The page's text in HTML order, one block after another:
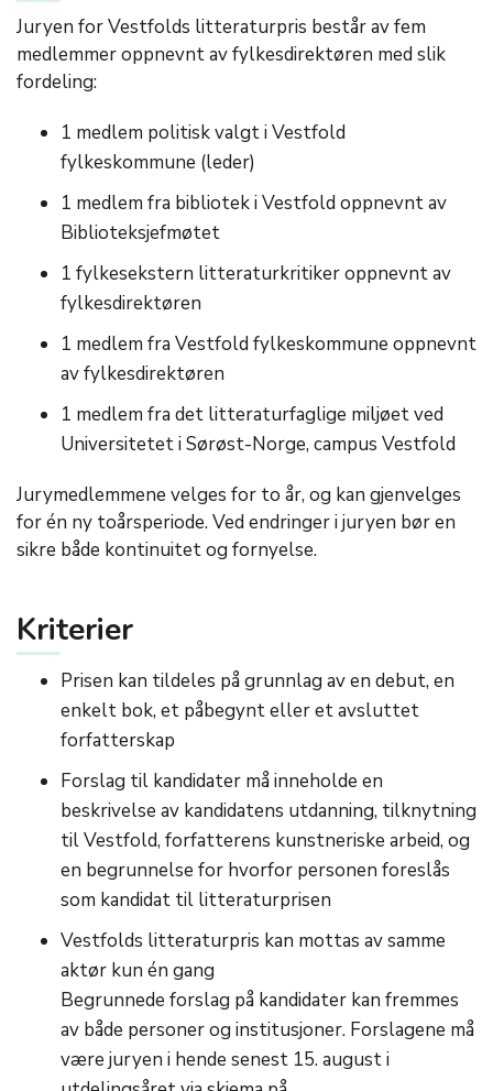
Juryen for Vestfolds litteraturpris består av fem
medlemmer oppnevnt av fylkesdirektøren med slik
fordeling:
1 medlem politisk valgt i Vestfold
fylkeskommune (leder)
1 medlem fra bibliotek i Vestfold oppnevnt av
Biblioteksjefmøtet
1 fylkesekstern litteraturkritiker oppnevnt av
fylkesdirektøren
1 medlem fra Vestfold fylkeskommune oppnevnt
av fylkesdirektøren
1 medlem fra det litteraturfaglige miljøet ved
Universitetet i Sørøst-Norge, campus Vestfold
Jurymedlemmene velges for to år, og kan gjenvelges
for én ny toårsperiode. Ved endringer i juryen bør en
sikre både kontinuitet og fornyelse.
Kriterier
Prisen kan tildeles på grunnlag av en debut, en
enkelt bok, et påbegynt eller et avsluttet
forfatterskap
Forslag til kandidater må inneholde en
beskrivelse av kandidatens utdanning, tilknytning
til Vestfold, forfatterens kunstneriske arbeid, og
en begrunnelse for hvorfor personen foreslås
som kandidat til litteraturprisen
Vestfolds litteraturpris kan mottas av samme
aktør kun én gang
Begrunnede forslag på kandidater kan fremmes
av både personer og institusjoner. Forslagene må
være juryen i hende senest 15. august i